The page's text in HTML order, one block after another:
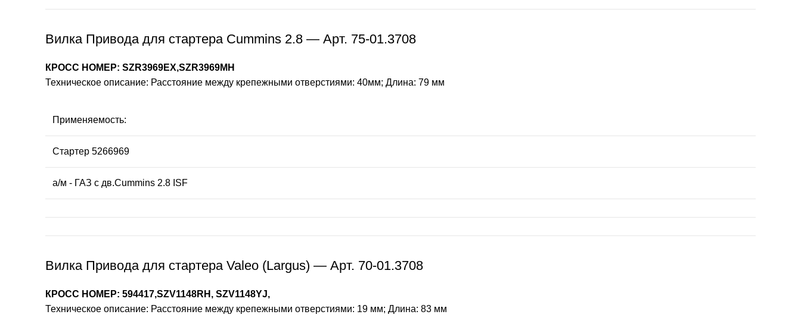
Вилка Привода для стартера Cummins 2.8 — Арт. 75-01.3708
КРОСС НОМЕР: SZR3969EX,SZR3969MH
Техническое описание: Расстояние между крепежными отверстиями: 40мм; Длина: 79 мм
Применяемость:
Стартер 5266969
а/м - ГАЗ с дв.Cummins 2.8 ISF
Вилка Привода для стартера Valeo (Largus) — Арт. 70-01.3708
КРОСС НОМЕР: 594417,SZV1148RH, SZV1148YJ,
Техническое описание: Расстояние между крепежными отверстиями: 19 мм; Длина: 83 мм